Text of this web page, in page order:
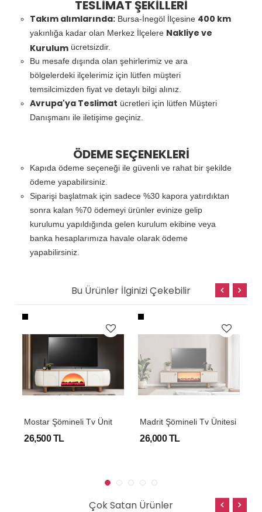
TESLİMAT ŞEKİLLERİ
Takım alımlarında: Bursa-İnegöl İlçesine 400 km
yakınlığa kadar olan Merkez İlçelere Nakliye ve
Kurulum ücretsizdir.
Bu mesafe dışında olan şehirlerimiz ve ara
bölgelerdeki ilçelerimiz için lütfen müşteri
temsilcimizden fiyat ve detaylı bilgi alınız.
Avrupa'ya Teslimat ücretleri için lütfen Müşteri
Danışmanı ile iletişime geçiniz.
ÖDEME SEÇENEKLERİ
Kapıda ödeme seçeneği ile güvenli ve rahat bir şekilde
ödeme yapabilirsiniz.
Siparişi başlatmak için sadece %30 kapora yatırdıktan
sonra kalan %70 ödemeyi ürünler evinize gelip
kurulumu yapıldığında gelen kurulum ekibine veya
banka hesaplarımıza havale olarak ödeme
yapabilirsiniz.
Bu Ürünler İlginizi Çekebilir
26,500 TL
Madrit Şömineli Tv Ünitesi
26,000 TL
Çok Satan Ürünler